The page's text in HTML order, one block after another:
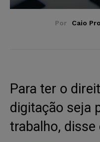
Por Caio
Para ter o
digitação seja
trabalho, disse